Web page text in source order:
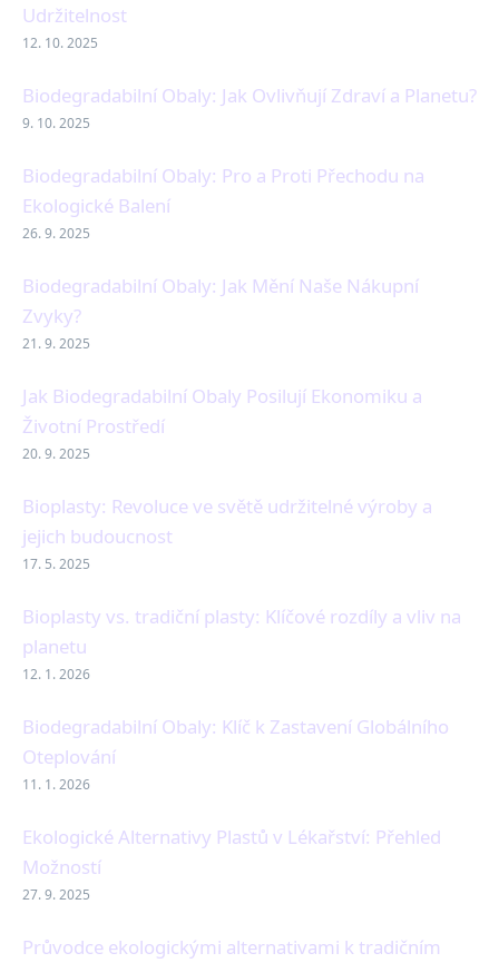
Udržitelnost
12. 10. 2025
Biodegradabilní Obaly: Jak Ovlivňují Zdraví a Planetu?
9. 10. 2025
Biodegradabilní Obaly: Pro a Proti Přechodu na
Ekologické Balení
26. 9. 2025
Biodegradabilní Obaly: Jak Mění Naše Nákupní
Zvyky?
21. 9. 2025
Jak Biodegradabilní Obaly Posilují Ekonomiku a
Životní Prostředí
20. 9. 2025
Bioplasty: Revoluce ve světě udržitelné výroby a
jejich budoucnost
17. 5. 2025
Bioplasty vs. tradiční plasty: Klíčové rozdíly a vliv na
planetu
12. 1. 2026
Biodegradabilní Obaly: Klíč k Zastavení Globálního
Oteplování
11. 1. 2026
Ekologické Alternativy Plastů v Lékařství: Přehled
Možností
27. 9. 2025
Průvodce ekologickými alternativami k tradičním